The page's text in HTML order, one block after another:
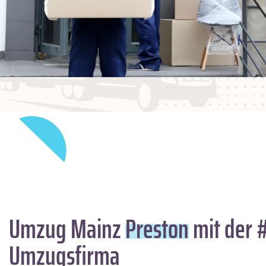
Umzug MainzPrestonmit der
Umzugsfirma